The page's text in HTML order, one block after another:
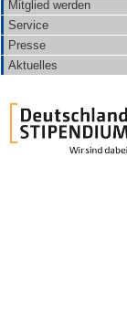
Mitglied werden
Service
Presse
Aktuelles